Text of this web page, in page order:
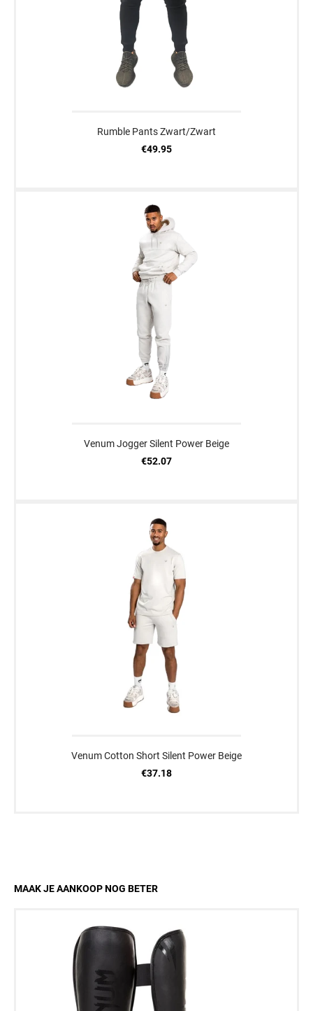
Rumble Pants Zwart/Zwart
€49.95
Venum Jogger Silent Power Beige
€52.07
Venum Cotton Short Silent Power Beige
€37.18
MAAK JE AANKOOP NOG BETER